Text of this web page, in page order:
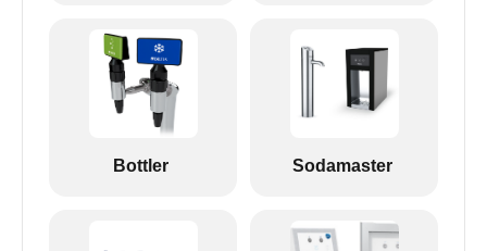
Bottler Sodamaster